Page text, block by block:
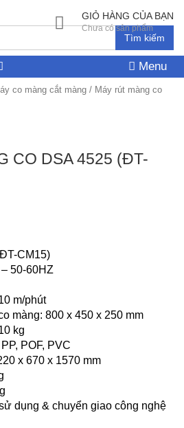
Tìm kiếm
GIỎ HÀNG CỦA BẠN
Chưa có sản phẩm
Menu
co màng cắt màng / Máy rút màng co
CO DSA 4525 (ĐT-
CM15)
50-60HZ
m/phút
màng: 800 x 450 x 250 mm
kg
POF, PVC
x 670 x 1570 mm
dụng & chuyển giao công nghệ